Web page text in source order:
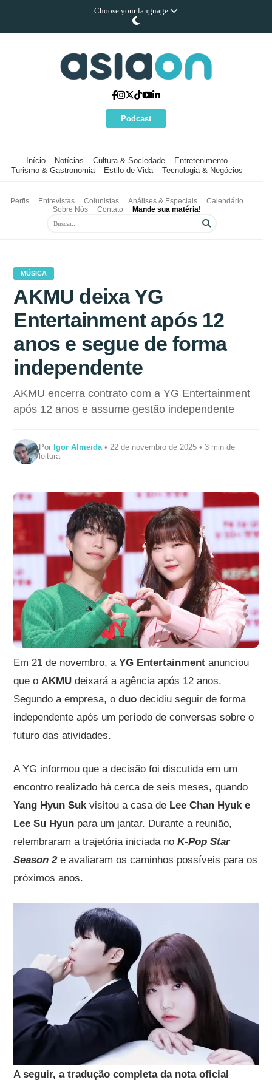
Choose your language
Podcast
Início Notícias Cultura & Sociedade
Entretenimento
Turismo & Gastronomia
Estilo de Vida Tecnologia & Negócios
Perfis Entrevistas Colunistas Análises & Especiais
Calendário
Sobre Nós
Contato Mande sua matéria!
MÚSICA
AKMU deixa YG
Entertainment após 12
anos e segue de forma
independente
AKMU encerra contrato com a YG Entertainment
após 12 anos e assume gestão independente
Por Igor Almeida• 22 de novembro de 2025 • 3 min de
leitura
Em 21 de novembro, aYG Entertainment anunciou
que o AKMUdeixará a agência após 12 anos.
Segundo a empresa, oduodecidiu seguir de forma
independente após um período de conversas sobre o
futuro das atividades.
A YG informou que a decisão foi discutida em um
encontro realizado há cerca de seis meses, quando
Yang Hyun Suk visitou a casa de Lee Chan Hyuk e
Lee Su Hyun para um jantar. Durante a reunião,
relembraram a trajetória iniciada noK-Pop Star
Season 2e avaliaram os caminhos possíveis para os
próximos anos.
A seguir, a tradução completa da nota oficial